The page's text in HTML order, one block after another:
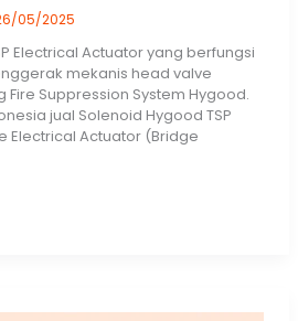
05/2025
Electrical Actuator yang berfungsi
mekanis head valve
Suppression System Hygood.
jual Solenoid Hygood TSP
Electrical Actuator (Bridge